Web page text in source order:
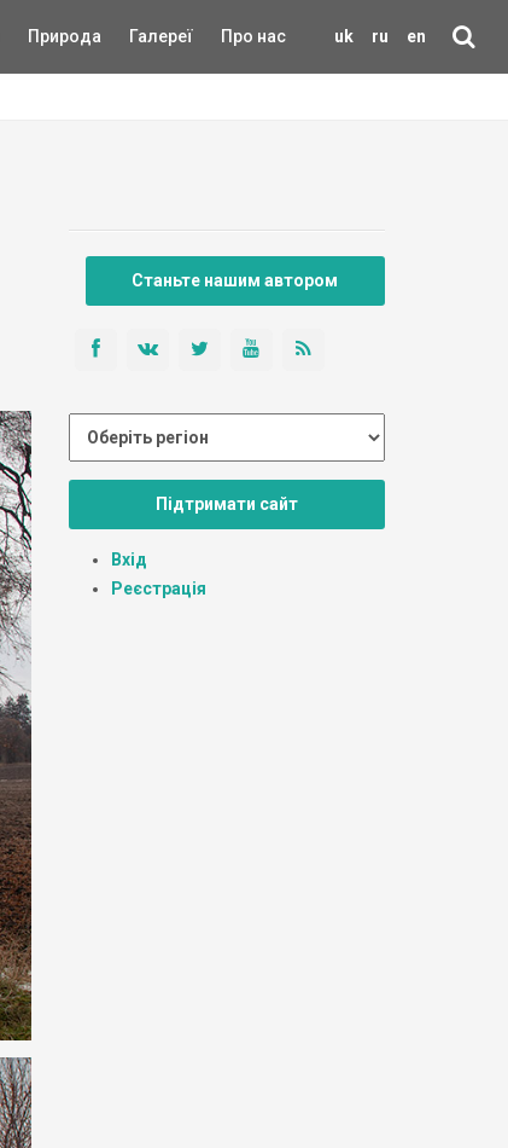
uk ru en
Природа Галереї Про нас
Станьте нашим автором
Підтримати сайт
Вхід
Реєстрація